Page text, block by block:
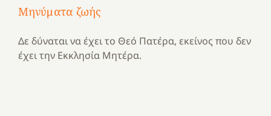
Μηνύματα ζωής
Δε δύναται να έχει το Θεό Πατέρα, εκείνος που δεν
έχει την Εκκλησία Μητέρα.